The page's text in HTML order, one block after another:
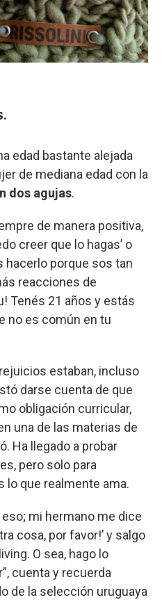
edad bastante alejada
de mediana edad con la
dos agujas.
de manera positiva,
creer que lo hagas’ o
hacerlo porque sos tan
reacciones de
Tenés 21 años y estás
no es común en tu
estaban, incluso
darse cuenta de que
obligación curricular,
una de las materias de
Ha llegado a probar
pero solo para
lo que realmente ama.
mi hermano me dice
cosa, por favor!’ y salgo
O sea, hago lo
cuenta y recuerda
de la selección uruguaya